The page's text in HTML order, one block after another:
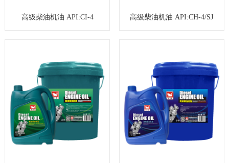
高级柴油机油 API:CI-4 高级柴油机油 API:CH-4/SJ